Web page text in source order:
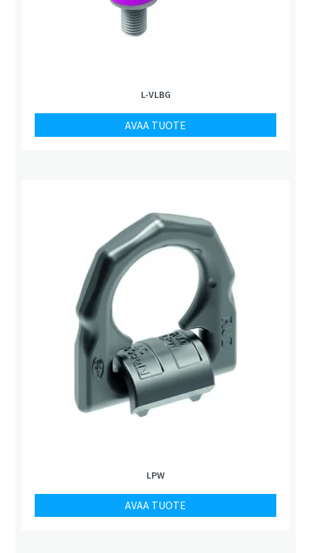
L-VLBG
AVAA TUOTE
LPW
AVAA TUOTE